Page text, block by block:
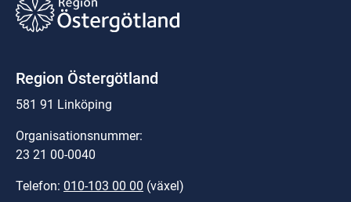
Region Östergötland
581 91 Linköping
Organisationsnummer:
23 21 00-0040
Telefon: 010-103 00 00 (växel)